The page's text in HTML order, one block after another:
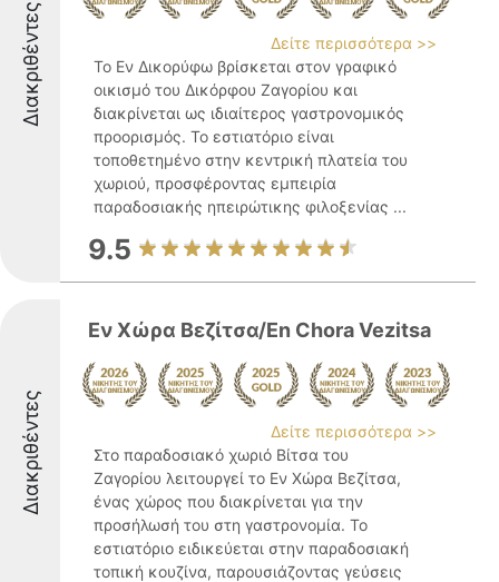
Διακριθέντες
Δείτε περισσότερα >>
Το Εν Δικορύφω βρίσκεται στον γραφικό
οικισμό του Δικόρφου Ζαγορίου και
διακρίνεται ως ιδιαίτερος γαστρονομικός
προορισμός. Το εστιατόριο είναι
τοποθετημένο στην κεντρική πλατεία του
χωριού, προσφέροντας εμπειρία
παραδοσιακής ηπειρώτικης φιλοξενίας ...
9.5
Διακριθέντες
Εν Χώρα Βεζίτσα/En Chora Vezitsa
Δείτε περισσότερα >>
Στο παραδοσιακό χωριό Βίτσα του
Ζαγορίου λειτουργεί το Εν Χώρα Βεζίτσα,
ένας χώρος που διακρίνεται για την
προσήλωσή του στη γαστρονομία. Το
εστιατόριο ειδικεύεται στην παραδοσιακή
τοπική κουζίνα, παρουσιάζοντας γεύσεις